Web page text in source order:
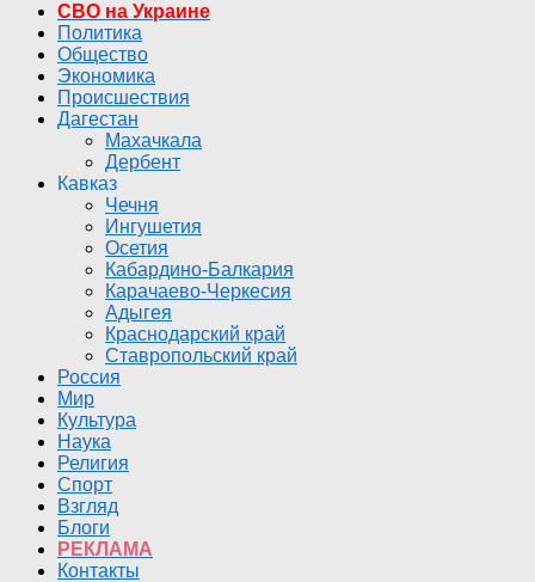
СВО на Украине
Политика
Общество
Экономика
Происшествия
Дагестан
Махачкала
Дербент
Кавказ
Чечня
Ингушетия
Осетия
Кабардино-Балкария
Карачаево-Черкесия
Адыгея
Краснодарский край
Ставропольский край
Россия
Мир
Культура
Наука
Религия
Спорт
Взгляд
Блоги
РЕКЛАМА
Контакты